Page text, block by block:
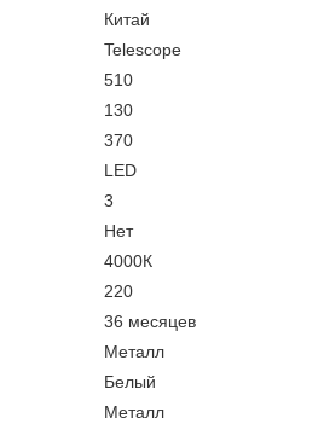
Китай
Telescope
510
130
370
LED
3
Нет
4000К
220
36 месяцев
Металл
Белый
Металл